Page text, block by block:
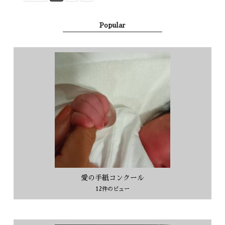
Popular
愛の手紙コンクール
12件のビュー